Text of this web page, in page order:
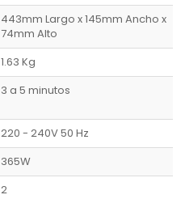
443mm Largo x 145mm Ancho x
74mm Alto
1.63 Kg
3 a 5 minutos
220 - 240V 50 Hz
365W
2